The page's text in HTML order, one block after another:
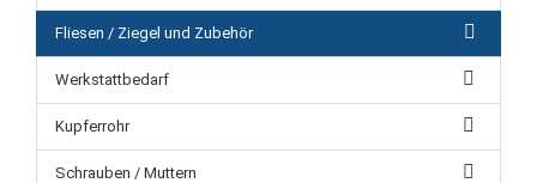
Fliesen / Ziegel und Zubehör
Werkstattbedarf
Kupferrohr
Schrauben / Muttern